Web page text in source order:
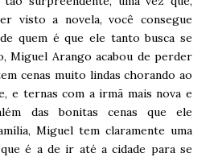
visto a novela, você consegue
quem é que ele tanto busca se
Miguel Arango acabou de perder
cenas muito lindas chorando ao
e ternas com a irmã mais nova e
das bonitas cenas que ele
Miguel tem claramente uma
é a de ir até a cidade para se